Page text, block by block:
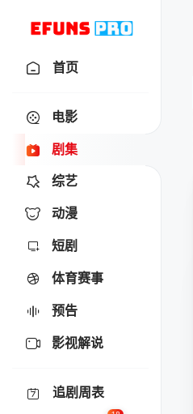
首页
电影
剧集
综艺
动漫
短剧
体育赛事
预告
影视解说
追剧周表